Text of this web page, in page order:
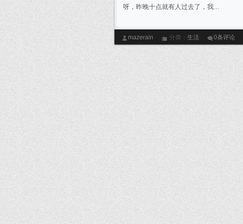
呀，昨晚十点就有人过去了，我...
mazerain 分类： 生活 0条评论